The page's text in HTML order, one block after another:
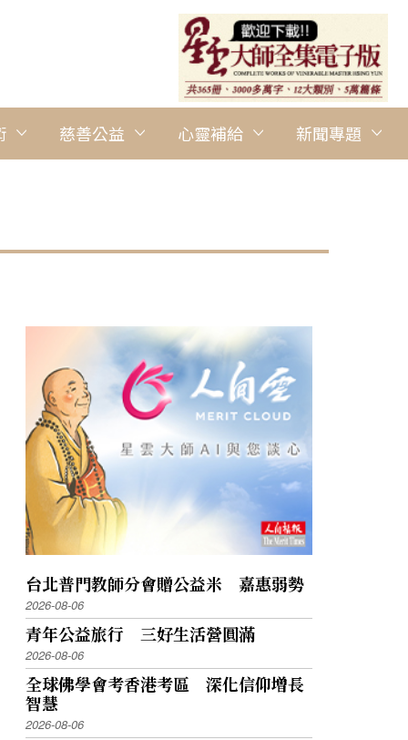
慈善公益 心靈補給 新聞專題
圖說：講座內容也引起不同文化背景聽眾的共鳴。 人間社記者
台北普門教師分會贈公益米 嘉惠弱勢
2026-08-06
青年公益旅行 三好生活營圓滿
2026-08-06
全球佛學會考香港考區 深化信仰增長
智慧
2026-08-06